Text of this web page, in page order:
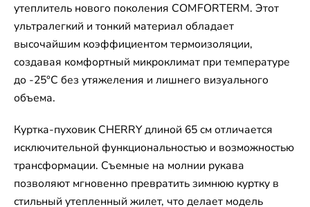
утеплитель нового поколения COMFORTERM. Этот
ультралегкий и тонкий материал обладает
высочайшим коэффициентом термоизоляции,
создавая комфортный микроклимат при температуре
до -25°C без утяжеления и лишнего визуального
объема.
Куртка-пуховик CHERRY длиной 65 см отличается
исключительной функциональностью и возможностью
трансформации. Съемные на молнии рукава
позволяют мгновенно превратить зимнюю куртку в
стильный утепленный жилет, что делает модель